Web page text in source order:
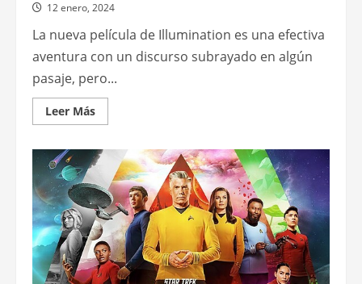
12 enero, 2024
La nueva película de Illumination es una efectiva
aventura con un discurso subrayado en algún
pasaje, pero...
Leer MásLeer
más
¡Patos!